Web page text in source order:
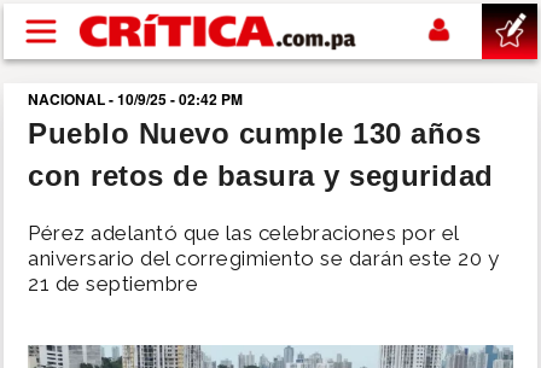
Pasar al contenido principal
buscar
SUCESOS
NACIONAL
NACIONAL - 10/9/25 - 02:42 PM
Pueblo Nuevo cumple 130 años
con retos de basura y seguridad
Pérez adelantó que las celebraciones por el
aniversario del corregimiento se darán este 20 y
21 de septiembre